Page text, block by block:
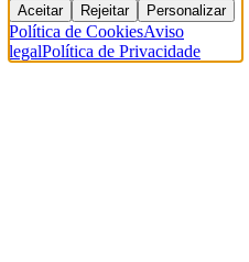
Aceitar Rejeitar Personalizar
Política de CookiesAviso
legalPolítica de Privacidade